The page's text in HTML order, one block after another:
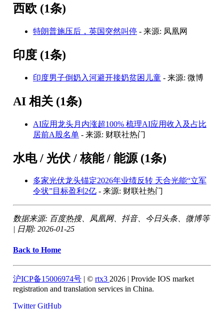
西欧 (1条)
特朗普施压后，英国突然叫停 - 来源: 凤凰网
印度 (1条)
印度男子倒奶入河避开接奶贫困儿童 - 来源: 微博
AI 相关 (1条)
AI应用龙头月内涨超100% 梳理AI应用收入及占比
居前A股名单 - 来源: 财联社热门
水电 / 光伏 / 核能 / 能源 (1条)
多家光伏龙头锚定2026年业绩反转 天合光能“立军
令状”目标盈利2亿 - 来源: 财联社热门
数据来源: 百度热搜、凤凰网、抖音、今日头条、微博等
| 日期: 2026-01-25
Back to Home
沪ICP备15006974号 | © rtx3 2026 | Provide IOS market
registration and translation services in China.
Twitter GitHub